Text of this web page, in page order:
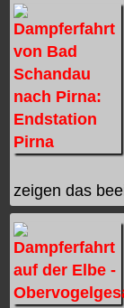
zeigen das